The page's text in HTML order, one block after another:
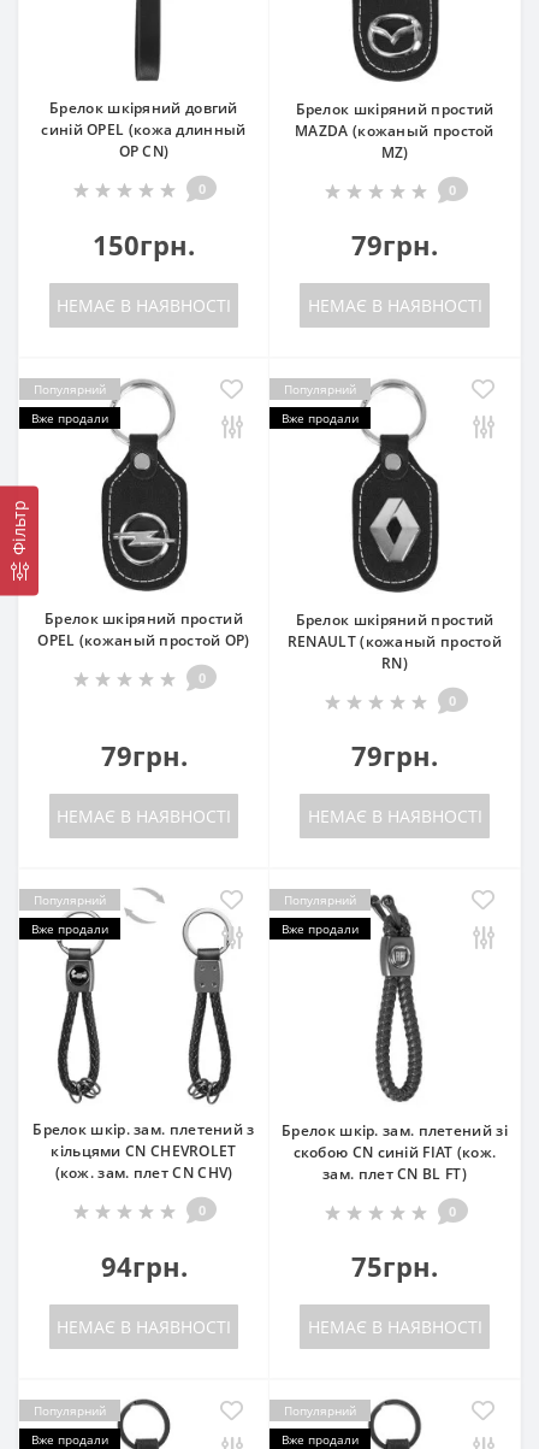
Фільтр
Брелок шкіряний довгий
синій OPEL (кожа длинный
OP CN)
0
150грн.
НЕМАЄ В НАЯВНОСТІ
Брелок шкіряний простий
MAZDA (кожаный простой
MZ)
0
79грн.
НЕМАЄ В НАЯВНОСТІ
Популярний
Вже продали
Брелок шкіряний простий
OPEL (кожаный простой OP)
0
79грн.
НЕМАЄ В НАЯВНОСТІ
Популярний
Вже продали
Брелок шкіряний простий
RENAULT (кожаный простой
RN)
0
79грн.
НЕМАЄ В НАЯВНОСТІ
Популярний
Вже продали
Брелок шкір. зам. плетений з
кільцями CN CHEVROLET
(кож. зам. плет CN CHV)
0
94грн.
НЕМАЄ В НАЯВНОСТІ
Популярний
Вже продали
Брелок шкір. зам. плетений зі
скобою CN синій FIAT (кож.
зам. плет CN BL FT)
0
75грн.
НЕМАЄ В НАЯВНОСТІ
Популярний
Вже продали
Популярний
Вже продали